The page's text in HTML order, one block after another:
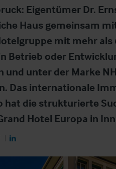
Eigentümer Dr.
Haus gemeinsam
mit mehr als
Betrieb oder
und unter der Marke
Das internationale
hat die strukturierte
Hotel Europa in
on Facebook
Share on LinkedIn